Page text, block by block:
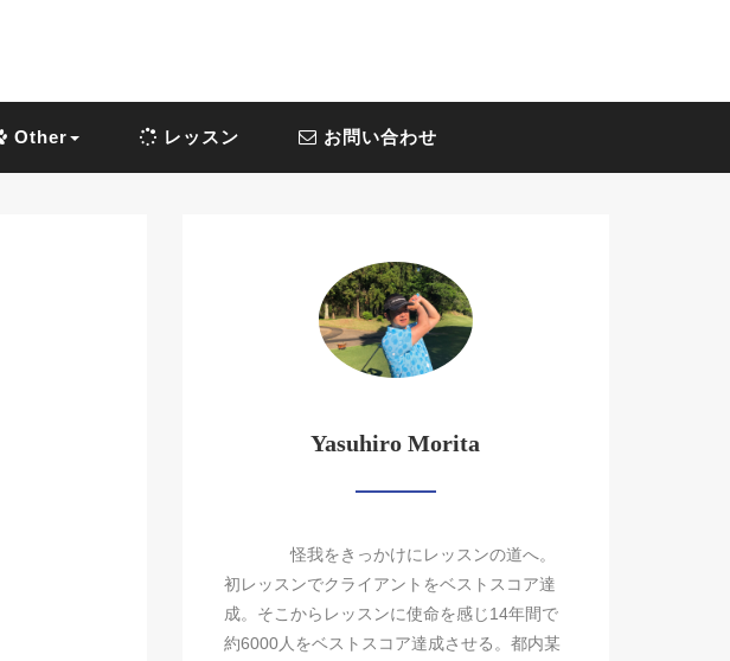
Other レッスン お問い合わせ
Yasuhiro Morita
怪我をきっかけにレッスンの道へ。
初レッスンでクライアントをベストスコア達
成。そこからレッスンに使命を感じ14年間で
約6000人をベストスコア達成させる。都内某